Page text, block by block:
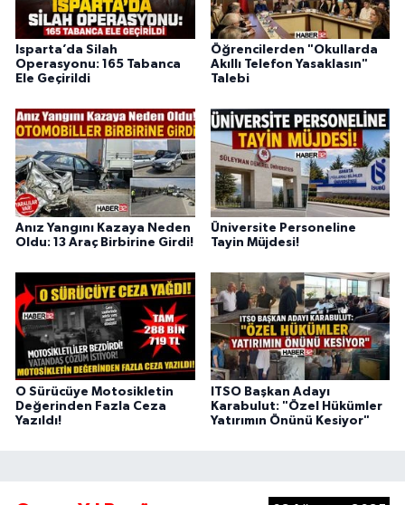
Isparta’da Silah
Operasyonu: 165 Tabanca
Ele Geçirildi
Öğrencilerden "Okullarda
Akıllı Telefon Yasaklasın"
Talebi
Anız Yangını Kazaya Neden
Oldu: 13 Araç Birbirine Girdi!
Üniversite Personeline
Tayin Müjdesi!
O Sürücüye Motosikletin
Değerinden Fazla Ceza
Yazıldı!
ITSO Başkan Adayı
Karabulut: "Özel Hükümler
Yatırımın Önünü Kesiyor"